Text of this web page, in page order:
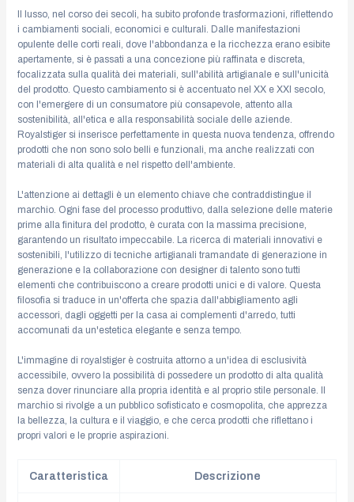
Il lusso, nel corso dei secoli, ha subito profonde trasformazioni, riflettendo
i cambiamenti sociali, economici e culturali. Dalle manifestazioni
opulente delle corti reali, dove l'abbondanza e la ricchezza erano esibite
apertamente, si è passati a una concezione più raffinata e discreta,
focalizzata sulla qualità dei materiali, sull'abilità artigianale e sull'unicità
del prodotto. Questo cambiamento si è accentuato nel XX e XXI secolo,
con l'emergere di un consumatore più consapevole, attento alla
sostenibilità, all'etica e alla responsabilità sociale delle aziende.
Royalstiger si inserisce perfettamente in questa nuova tendenza, offrendo
prodotti che non sono solo belli e funzionali, ma anche realizzati con
materiali di alta qualità e nel rispetto dell'ambiente.
L'attenzione ai dettagli è un elemento chiave che contraddistingue il
marchio. Ogni fase del processo produttivo, dalla selezione delle materie
prime alla finitura del prodotto, è curata con la massima precisione,
garantendo un risultato impeccabile. La ricerca di materiali innovativi e
sostenibili, l'utilizzo di tecniche artigianali tramandate di generazione in
generazione e la collaborazione con designer di talento sono tutti
elementi che contribuiscono a creare prodotti unici e di valore. Questa
filosofia si traduce in un'offerta che spazia dall'abbigliamento agli
accessori, dagli oggetti per la casa ai complementi d'arredo, tutti
accomunati da un'estetica elegante e senza tempo.
L'immagine di royalstiger è costruita attorno a un'idea di esclusività
accessibile, ovvero la possibilità di possedere un prodotto di alta qualità
senza dover rinunciare alla propria identità e al proprio stile personale. Il
marchio si rivolge a un pubblico sofisticato e cosmopolita, che apprezza
la bellezza, la cultura e il viaggio, e che cerca prodotti che riflettano i
propri valori e le proprie aspirazioni.
Caratteristica Descrizione